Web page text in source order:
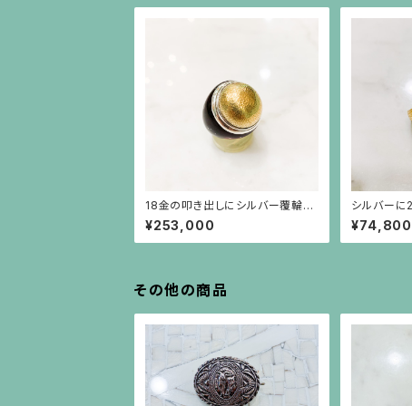
18金の叩き出しにシルバー覆輪、
べっ甲台の指輪
¥253,000
シルバーに
ン神殿の柱
¥74,800
その他の商品